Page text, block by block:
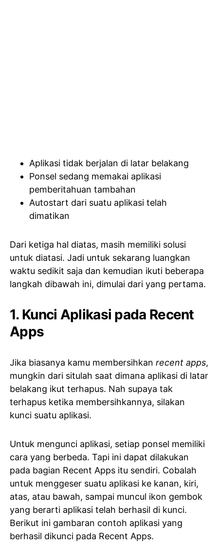
Aplikasi tidak berjalan di latar belakang
Ponsel sedang memakai aplikasi
pemberitahuan tambahan
Autostart dari suatu aplikasi telah
dimatikan
Dari ketiga hal diatas, masih memiliki solusi
untuk diatasi. Jadi untuk sekarang luangkan
waktu sedikit saja dan kemudian ikuti beberapa
langkah dibawah ini, dimulai dari yang pertama.
1. Kunci Aplikasi pada Recent
Apps
Jika biasanya kamu membersihkan recent apps,
mungkin dari situlah saat dimana aplikasi di latar
belakang ikut terhapus. Nah supaya tak
terhapus ketika membersihkannya, silakan
kunci suatu aplikasi.
Untuk mengunci aplikasi, setiap ponsel memiliki
cara yang berbeda. Tapi ini dapat dilakukan
pada bagian Recent Apps itu sendiri. Cobalah
untuk menggeser suatu aplikasi ke kanan, kiri,
atas, atau bawah, sampai muncul ikon gembok
yang berarti aplikasi telah berhasil di kunci.
Berikut ini gambaran contoh aplikasi yang
berhasil dikunci pada Recent Apps.